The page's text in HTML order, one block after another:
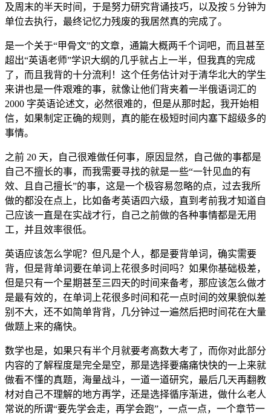
及周末的半天时间，于是努力研究背诵技巧，以及按 5 分钟为
单位去执行，最终记忆力残废的我居然真的完成了。
是一个关于“甲骨文”的文章，通篇大概两千个词吧，而且甚至
超出“英语老师”学识大纲的几乎就占上一半，但我真的完成
了，而且我背的十分流利！这个任务估计对于清华北大的学生
来讲也是一件艰难的事，就像让他们背夹着一半俄语词汇的
2000 字英语论述文，必然很难的，但是从那时起，我开始相
信，如果制定正确的规则，真的能在极短时间内塞下超级多的
事情。
之前 20 天，自己很难做任何事，原因显然，自己做的事都是
自己不擅长的事，而我需要寻找的就是一些“一针见血的有
效、且自己擅长”的事，这是一个极容易忽略的点，过去我所
做的都没在点上，比如备考英语四六级，直到考前我才知道自
己应该一直是在实战才行，自己之前做的各种事情都是无用
工，并且效率很低。
英语应该怎么学呢？但凡是个人，都是要背单词，确实需要
背，但是背单词要在单词上花很多时间吗？如果你基础极差，
但是只有一个星期甚至三四天的时间来备考，那应该怎么做才
是最有效的，在单词上花很多时间和花一点时间的效果貌似差
别不大，还不如简单背背，几分钟过一遍然后把时间花在大量
做题上来的痛快。
数学也是，如果只有半个月就要考高数大考了，而你对此部分
内容的了解程度是完全是空，那是选择要痛痛快快的一上来就
做看不懂的真题，海量战斗，一道一道研究，最后几天再翻教
材对自己不理解的地方再学，还是选择循序渐进，做什么老人
常说的所谓“要先学会走，再学会跑”，一点一点，一个章节一